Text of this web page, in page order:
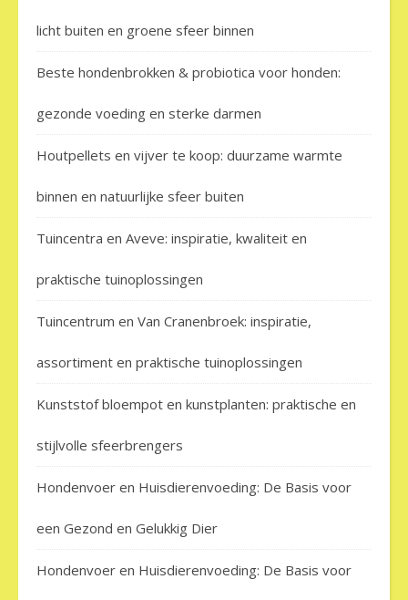
licht buiten en groene sfeer binnen
Beste hondenbrokken & probiotica voor honden:
gezonde voeding en sterke darmen
Houtpellets en vijver te koop: duurzame warmte
binnen en natuurlijke sfeer buiten
Tuincentra en Aveve: inspiratie, kwaliteit en
praktische tuinoplossingen
Tuincentrum en Van Cranenbroek: inspiratie,
assortiment en praktische tuinoplossingen
Kunststof bloempot en kunstplanten: praktische en
stijlvolle sfeerbrengers
Hondenvoer en Huisdierenvoeding: De Basis voor
een Gezond en Gelukkig Dier
Hondenvoer en Huisdierenvoeding: De Basis voor